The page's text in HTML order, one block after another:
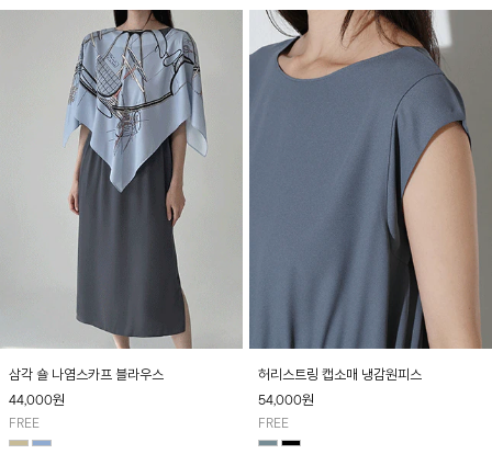
삼각 숄 나염스카프 블라우스
44,000원
FREE
허리스트링 캡소매 냉감원피스
54,000원
FREE